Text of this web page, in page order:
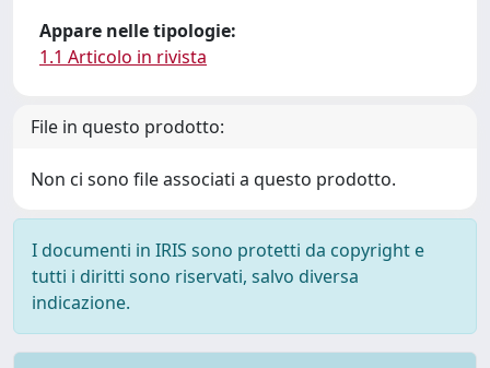
Appare nelle tipologie:
1.1 Articolo in rivista
File in questo prodotto:
Non ci sono file associati a questo prodotto.
I documenti in IRIS sono protetti da copyright e
tutti i diritti sono riservati, salvo diversa
indicazione.